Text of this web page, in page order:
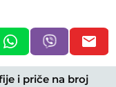
i priče na broj